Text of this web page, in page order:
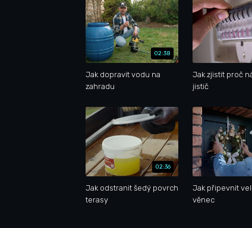
02:38
Jak dopravit vodu na
zahradu
Jak zjistit proč
jistič
02:36
Jak odstranit šedý povrch
terasy
Jak připevnit
věnec